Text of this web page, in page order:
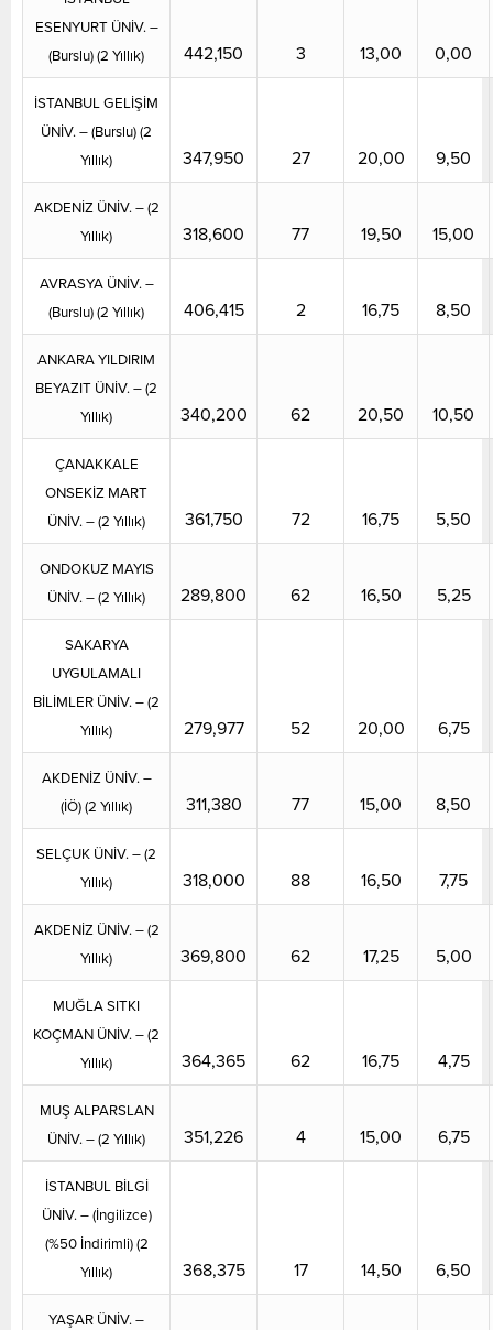
ESENYURT ÜNİV. –
(Burslu) (2 Yıllık)
442,150 3 13,00 0,00
İSTANBUL GELİŞİM
ÜNİV. – (Burslu) (2
Yıllık)
347,950 27 20,00 9,50
AKDENİZ ÜNİV. – (2
Yıllık)
318,600 77 19,50 15,00
AVRASYA ÜNİV. –
(Burslu) (2 Yıllık)
406,415 2 16,75 8,50
ANKARA YILDIRIM
BEYAZIT ÜNİV. – (2
Yıllık)
340,200 62 20,50 10,50
ÇANAKKALE
ONSEKİZ MART
ÜNİV. – (2 Yıllık)
361,750 72 16,75 5,50
ONDOKUZ MAYIS
ÜNİV. – (2 Yıllık)
289,800 62 16,50 5,25
SAKARYA
UYGULAMALI
BİLİMLER ÜNİV. – (2
Yıllık)
279,977 52 20,00 6,75
AKDENİZ ÜNİV. –
(İÖ) (2 Yıllık)
311,380 77 15,00 8,50
SELÇUK ÜNİV. – (2
Yıllık)
318,000 88 16,50 7,75
AKDENİZ ÜNİV. – (2
Yıllık)
369,800 62 17,25 5,00
MUĞLA SITKI
KOÇMAN ÜNİV. – (2
Yıllık)
364,365 62 16,75 4,75
MUŞ ALPARSLAN
ÜNİV. – (2 Yıllık)
351,226 4 15,00 6,75
İSTANBUL BİLGİ
ÜNİV. – (İngilizce)
(%50 İndirimli) (2
Yıllık)
368,375 17 14,50 6,50
YAŞAR ÜNİV. –